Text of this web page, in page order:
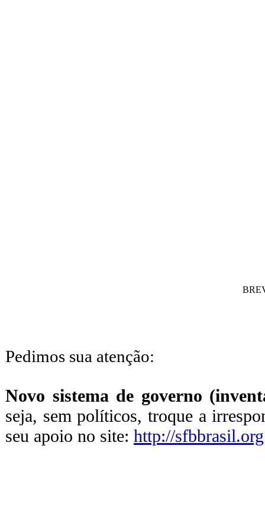
Pedimos sua atenção:
Novo sistema de governo
seja, sem políticos, troque a
seu apoio no site: http://sfbbrasil.org